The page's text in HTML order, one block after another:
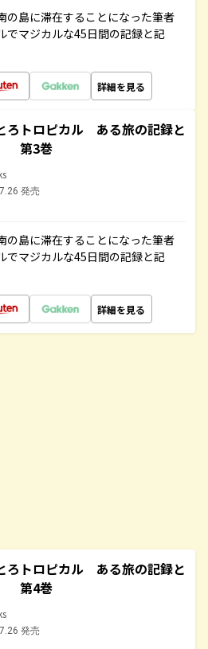
の島に滞在することになった筆者
でマジカルな45日間の記録と記
詳細を見る
ろトロピカル ある旅の記録と
第3巻
発売
の島に滞在することになった筆者
でマジカルな45日間の記録と記
詳細を見る
ろトロピカル ある旅の記録と
第4巻
発売